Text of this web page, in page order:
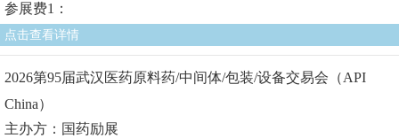
参展费1：
点击查看详情
2026第95届武汉医药原料药/中间体/包装/设备交易会（API
China）
主办方：国药励展